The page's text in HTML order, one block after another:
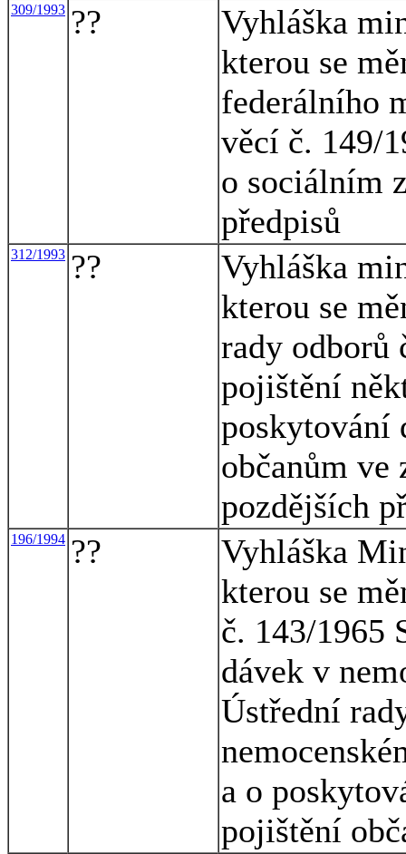
309/1993 ??
Vyhláška
kterou se
federálního
věcí č. 149/
o sociálním
předpisů
312/1993 ??
Vyhláška
kterou se
rady odborů
pojištění
poskytování
občanům ve
pozdějších
196/1994 ??
Vyhláška
kterou se
č. 143/1965
dávek v
Ústřední
a o
pojištění